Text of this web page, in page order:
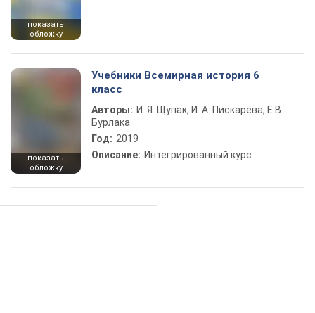
показать
обложку
показать
обложку
Учебники Всемирная история 6
класс
Авторы: И. Я. Щупак, И. А. Пискарева, Е.В.
Бурлака
Год: 2019
Описание: Интегрированный курс